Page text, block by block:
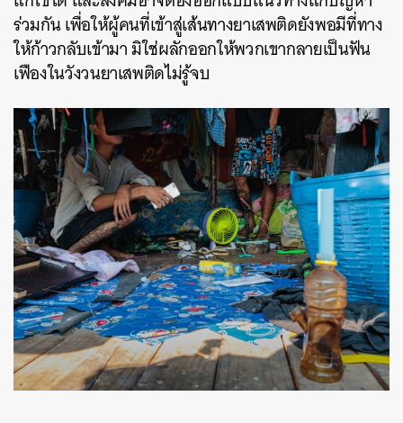
ร่วมกัน เพื่อให้ผู้คนที่เข้าสู่เส้นทางยาเสพติดยังพอมีที่ทาง
ให้ก้าวกลับเข้ามา มิใช่ผลักออกให้พวกเขากลายเป็นฟัน
เฟืองในวังวนยาเสพติดไม่รู้จบ